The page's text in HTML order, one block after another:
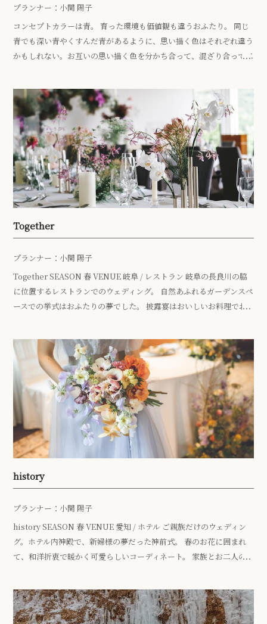
プランナー：小関 陽子
コンセプトカラーは青。 育った環境も価値観も違うおふたり。 同じ
青でも深い青やくすんだ青があるように、思い描く色はそれぞれ違う
かもしれない。お互いの思い描く色を分かち合って、混ざり合って二
て誓いの印として色付け。 水彩画デザインのペーパーアイテムに、そ
れぞれ表情の違う青いタイルの席札。 ゲストに青いお花を飾っても
らうことで完成するテーブル装花。 演出ではご友人に思い出紹介を
していただいたり、お二人のことがわかるゲームタイムを。 アット
ホームで、とても暖かい和やかなウェディングになりました。
Together
プランナー：小関 陽子
Together SEASON 春 VENUE 岐阜 / レストラン 岐阜の長良川の脇
に位置するレストランでのウェディング。 自然あふれるガーデンスペ
ースでの挙式はおふたりの夢でした。 披露宴はおいしいお料理でお
history
プランナー：小関 陽子
history SEASON 春 VENUE 愛知 / ホテル ご親族だけのウェディン
グ。ホテル内神殿で、新婦様の夢だった神前式。 春のお花に囲まれ
て、和洋折衷で暖かく可愛らしいコーディネート。 家族とお二人の